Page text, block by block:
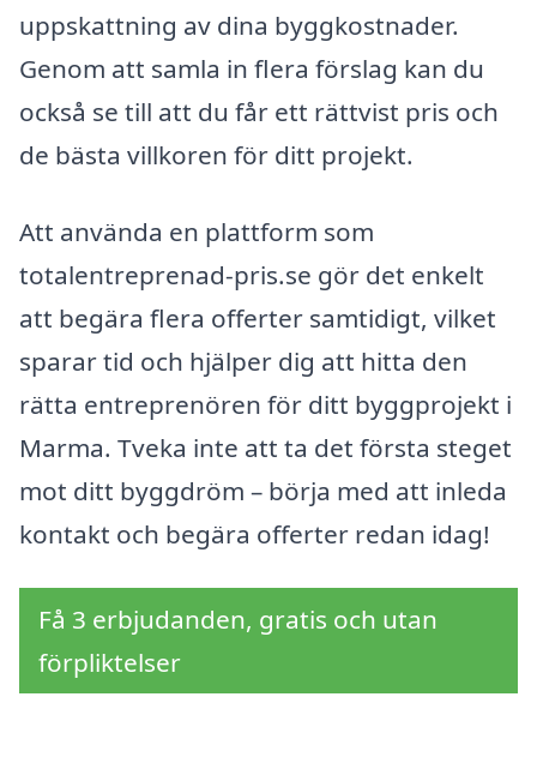
uppskattning av dina byggkostnader.
Genom att samla in flera förslag kan du
också se till att du får ett rättvist pris och
de bästa villkoren för ditt projekt.
Att använda en plattform som
totalentreprenad-pris.se gör det enkelt
att begära flera offerter samtidigt, vilket
sparar tid och hjälper dig att hitta den
rätta entreprenören för ditt byggprojekt i
Marma. Tveka inte att ta det första steget
mot ditt byggdröm – börja med att inleda
kontakt och begära offerter redan idag!
Få 3 erbjudanden, gratis och utan
förpliktelser